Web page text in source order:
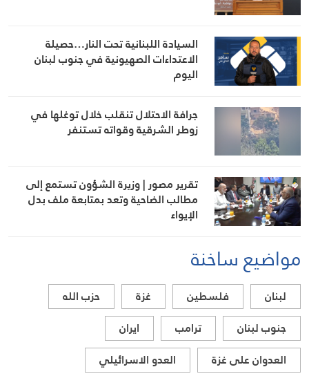
السيادة اللبنانية تحت النار…حصيلة
الاعتداءات الصهيونية في جنوب لبنان
اليوم
جرافة الاحتلال تنقلب خلال توغلها في
زوطر الشرقية وقواته تستنفر
تقرير مصور | وزيرة الشؤون تستمع إلى
مطالب الضاحية وتعد بمتابعة ملف بدل
الإيواء
مواضيع ساخنة
لبنان فلسطين غزة
حزب الله
جنوب لبنان
ترامب
ايران
العدوان على غزة
العدو الاسرائيلي